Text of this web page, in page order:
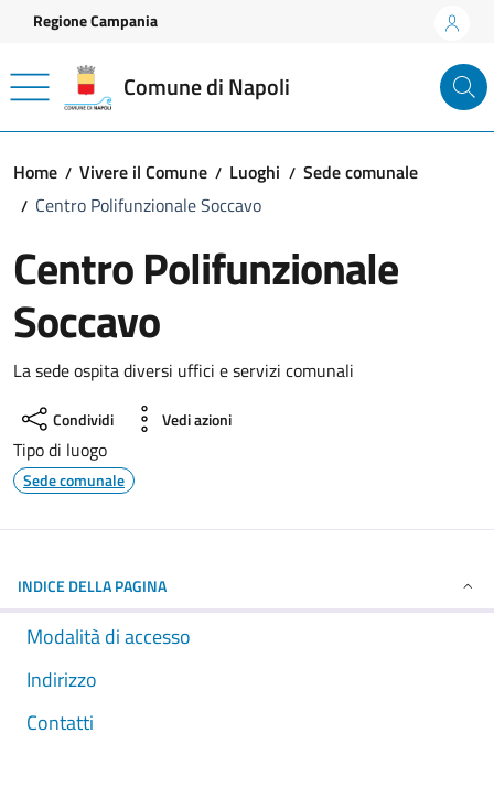
Vai ai contenuti
Vai al footer
Regione Campania
Comune di Napoli
Home Vivere il Comune Luoghi
Sede comunale
Centro Polifunzionale Soccavo
Centro Polifunzionale
Soccavo
La sede ospita diversi uffici e servizi comunali
Condividi Vedi azioni
Tipo di luogo
Sede comunale
INDICE DELLA PAGINA
Modalità di accesso
Indirizzo
Contatti